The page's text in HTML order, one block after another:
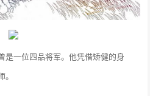
是一位四品将军。他凭借矫健的身